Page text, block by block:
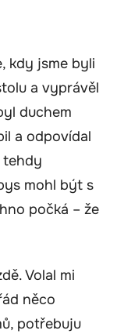
kdy jsme byli
a vyprávěl
duchem
a odpovídal
tehdy
mohl být s
počká – že
Volal mi
něco
potřebuju